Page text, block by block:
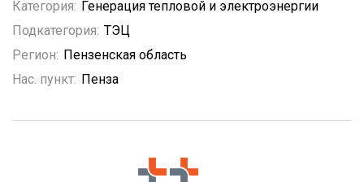
Категория: Генерация тепловой и электроэнергии
Подкатегория: ТЭЦ
Регион: Пензенская область
Нас. пункт: Пенза